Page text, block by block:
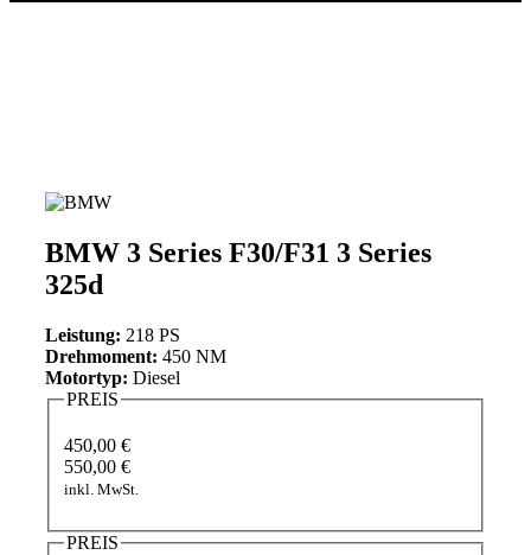
BMW 3 Series F30/F31 3 Series
325d
Leistung: 218 PS
Drehmoment: 450 NM
Motortyp: Diesel
PREIS
450,00 €
550,00 €
inkl. MwSt.
PREIS